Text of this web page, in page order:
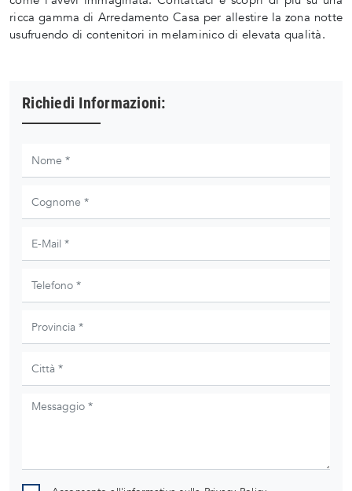
ricca gamma di Arredamento Casa per allestire la zona notte
usufruendo di contenitori in melaminico di elevata qualità.
Richiedi Informazioni: